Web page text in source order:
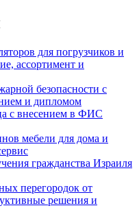
для погрузчиков и
ассортимент и
безопасности с
и дипломом
с внесением в ФИС
мебели для дома и
гражданства Израиля
перегородок от
решения и